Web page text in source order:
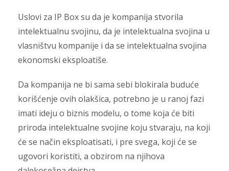
Uslovi za IP Box su da je kompanija stvorila
intelektualnu svojinu, da je intelektualna svojina u
vlasništvu kompanije i da se intelektualna svojina
ekonomski eksploatiše.
Da kompanija ne bi sama sebi blokirala buduće
korišćenje ovih olakšica, potrebno je u ranoj fazi
imati ideju o biznis modelu, o tome koja će biti
priroda intelektualne svojine koju stvaraju, na koji
će se način eksploatisati, i pre svega, koji će se
ugovori koristiti, a obzirom na njihova